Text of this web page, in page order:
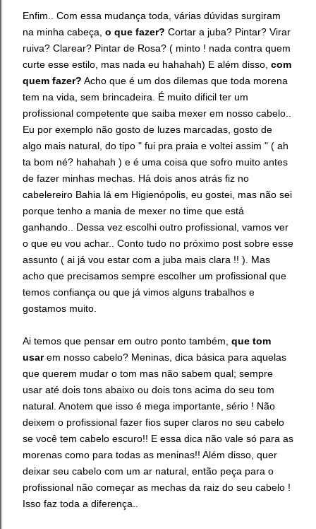
Enfim.. Com essa mudança toda, várias dúvidas surgiram
na minha cabeça, o que fazer? Cortar a juba? Pintar? Virar
ruiva? Clarear? Pintar de Rosa? ( minto ! nada contra quem
curte esse estilo, mas nada eu hahahah) E além disso, com
quem fazer? Acho que é um dos dilemas que toda morena
tem na vida, sem brincadeira. É muito dificil ter um
profissional competente que saiba mexer em nosso cabelo..
Eu por exemplo não gosto de luzes marcadas, gosto de
algo mais natural, do tipo " fui pra praia e voltei assim " ( ah
ta bom né? hahahah ) e é uma coisa que sofro muito antes
de fazer minhas mechas. Há dois anos atrás fiz no
cabelereiro Bahia lá em Higienópolis, eu gostei, mas não sei
porque tenho a mania de mexer no time que está
ganhando.. Dessa vez escolhi outro profissional, vamos ver
o que eu vou achar.. Conto tudo no próximo post sobre esse
assunto ( ai já vou estar com a juba mais clara !! ). Mas
acho que precisamos sempre escolher um profissional que
temos confiança ou que já vimos alguns trabalhos e
gostamos muito.
Ai temos que pensar em outro ponto também, que tom
usarem nosso cabelo? Meninas, dica básica para aquelas
que querem mudar o tom mas não sabem qual; sempre
usar até dois tons abaixo ou dois tons acima do seu tom
natural. Anotem que isso é mega importante, sério ! Não
deixem o profissional fazer fios super claros no seu cabelo
se você tem cabelo escuro!! E essa dica não vale só para as
morenas como para todas as meninas!! Além disso, quer
deixar seu cabelo com um ar natural, então peça para o
profissional não começar as mechas da raiz do seu cabelo !
Isso faz toda a diferença..